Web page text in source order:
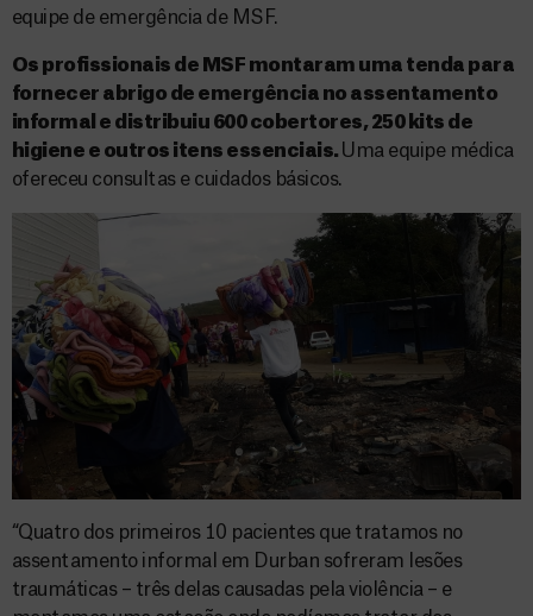
equipe de emergência de MSF.
Os profissionais de MSF montaram uma tenda para
fornecer abrigo de emergência no assentamento
informal e distribuiu 600 cobertores, 250 kits de
higiene e outros itens essenciais. Uma equipe médica
ofereceu consultas e cuidados básicos.
“Quatro dos primeiros 10 pacientes que tratamos no
assentamento informal em Durban sofreram lesões
traumáticas – três delas causadas pela violência – e